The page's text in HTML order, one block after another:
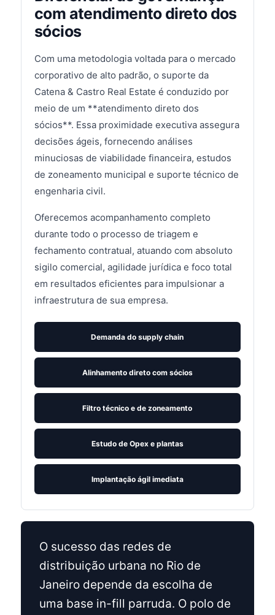
com atendimento direto dos
sócios
Com uma metodologia voltada para o mercado
corporativo de alto padrão, o suporte da
Catena & Castro Real Estate é conduzido por
meio de um **atendimento direto dos
sócios**. Essa proximidade executiva assegura
decisões ágeis, fornecendo análises
minuciosas de viabilidade financeira, estudos
de zoneamento municipal e suporte técnico de
engenharia civil.
Oferecemos acompanhamento completo
durante todo o processo de triagem e
fechamento contratual, atuando com absoluto
sigilo comercial, agilidade jurídica e foco total
em resultados eficientes para impulsionar a
infraestrutura de sua empresa.
Demanda do supply chain
Alinhamento direto com sócios
Filtro técnico e de zoneamento
Estudo de Opex e plantas
Implantação ágil imediata
O sucesso das redes de
distribuição urbana no Rio de
Janeiro depende da escolha de
uma base in-fill parruda. O polo de